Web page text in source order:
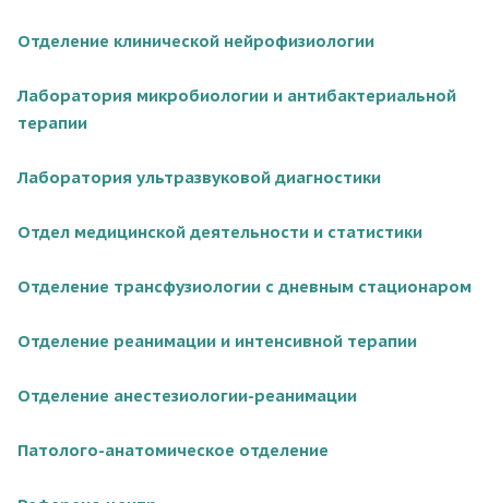
Отделение клинической нейрофизиологии
Лаборатория микробиологии и антибактериальной
терапии
Лаборатория ультразвуковой диагностики
Отдел медицинской деятельности и статистики
Отделение трансфузиологии с дневным стационаром
Отделение реанимации и интенсивной терапии
Отделение анестезиологии-реанимации
Патолого-анатомическое отделение